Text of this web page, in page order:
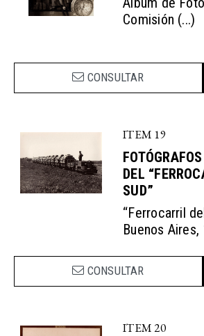
Comisión (...)
CONSULTAR
ITEM 19
DEL
SUD”
“Ferrocarril
Buenos
CONSULTAR
ITEM 20